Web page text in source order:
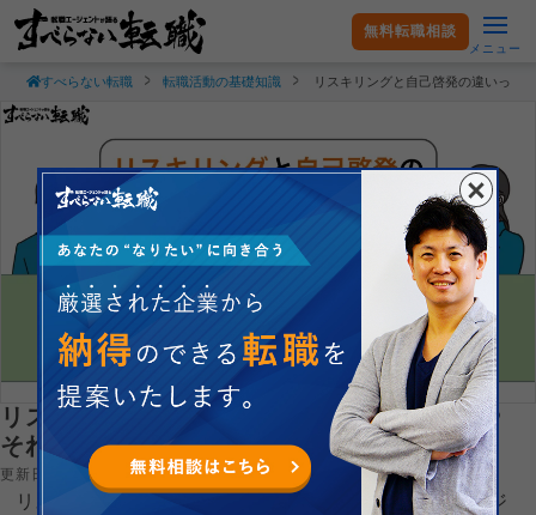
無料転職相談
メニュー
すべらない転職 転職活動の基礎知識 リスキリングと自己啓発の違いって
リスキリングと自己啓発の違いって？特徴や
それぞれのやり方を解説
更新日：2026.04.19
リスキリングと自己啓発の違いについて、現役転職エージ